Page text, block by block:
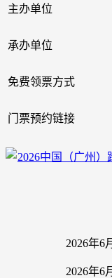
主办单位
承办单位
免费领票方式
门票预约链接
2026年6
2026年6